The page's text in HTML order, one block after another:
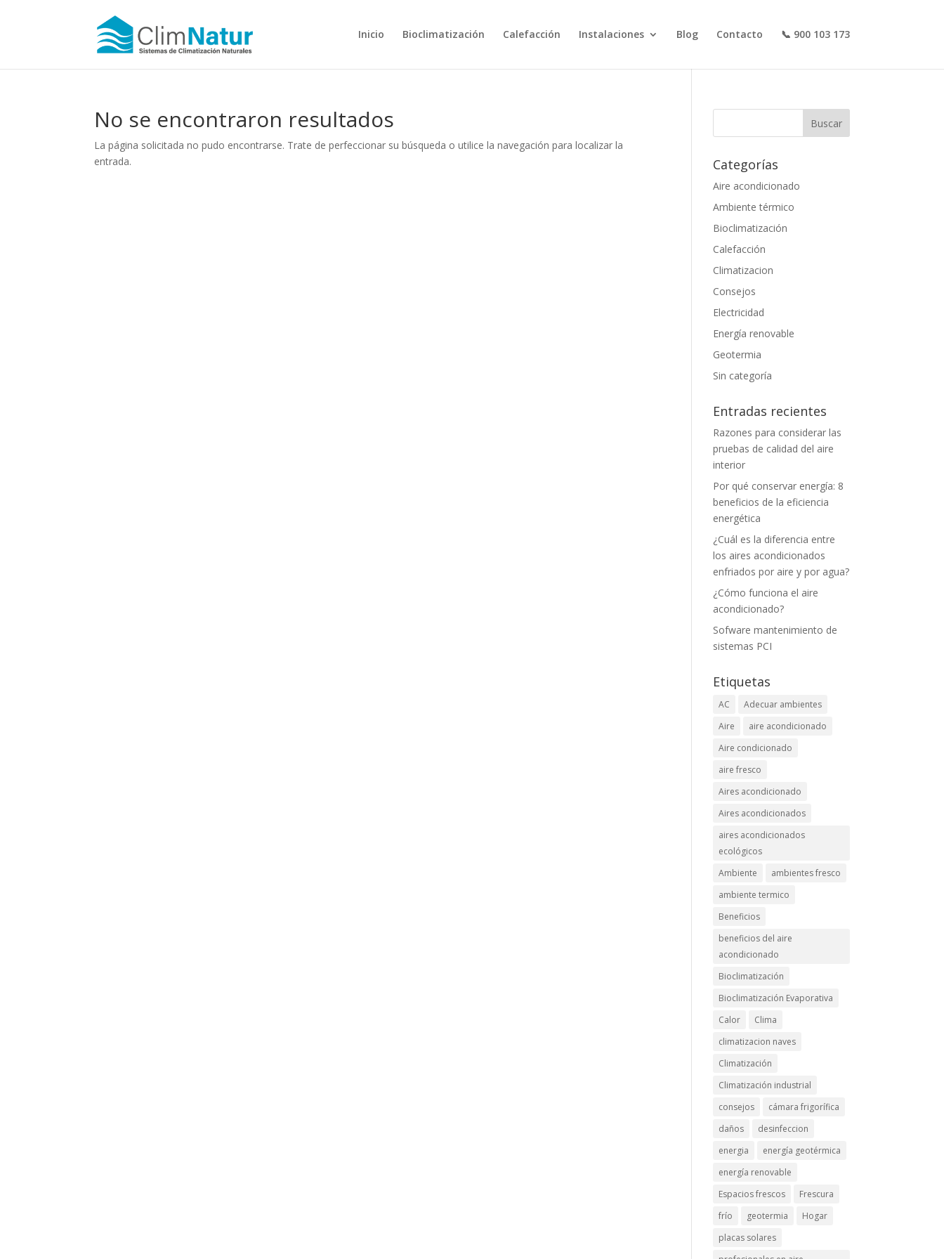
Inicio Bioclimatización Calefacción Instalaciones Blog Contacto 📞 900 103 173
No se encontraron resultados
La página solicitada no pudo encontrarse. Trate de perfeccionar su búsqueda o utilice la navegación para localizar la
entrada.
Categorías
Aire acondicionado
Ambiente térmico
Bioclimatización
Calefacción
Climatizacion
Consejos
Electricidad
Energía renovable
Geotermia
Sin categoría
Entradas recientes
Razones para considerar las
pruebas de calidad del aire
interior
Por qué conservar energía: 8
beneficios de la eficiencia
energética
¿Cuál es la diferencia entre
los aires acondicionados
enfriados por aire y por agua?
¿Cómo funciona el aire
acondicionado?
Sofware mantenimiento de
sistemas PCI
Etiquetas
AC
Adecuar ambientes
Aire
aire acondicionado
Aire condicionado
aire fresco
Aires acondicionado
Aires acondicionados
aires acondicionados
ecológicos
Ambiente
ambientes fresco
ambiente termico
Beneficios
beneficios del aire
acondicionado
Bioclimatización
Bioclimatización Evaporativa
Calor
Clima
climatizacion naves
Climatización
Climatización industrial
consejos
cámara frigorífica
daños
desinfeccion
energia
energía geotérmica
energía renovable
Espacios frescos
Frescura
frío
geotermia
Hogar
placas solares